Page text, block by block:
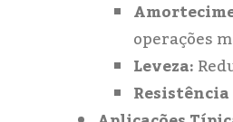
operações
Leveza: